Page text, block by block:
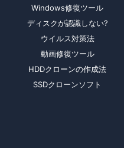
Windows修復ツール
ディスクが認識しない?
ウイルス対策法
動画修復ツール
HDDクローンの作成法
SSDクローンソフト